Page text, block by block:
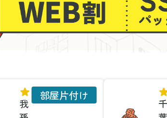
我
部屋片付け
千